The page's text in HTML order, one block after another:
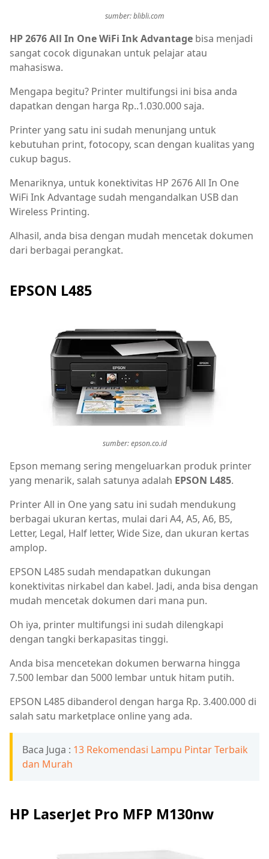
sumber: blibli.com
HP 2676 All In One WiFi Ink Advantage bisa menjadi
sangat cocok digunakan untuk pelajar atau
mahasiswa.
Mengapa begitu? Printer multifungsi ini bisa anda
dapatkan dengan harga Rp..1.030.000 saja.
Printer yang satu ini sudah menunjang untuk
kebutuhan print, fotocopy, scan dengan kualitas yang
cukup bagus.
Menariknya, untuk konektivitas HP 2676 All In One
WiFi Ink Advantage sudah mengandalkan USB dan
Wireless Printing.
Alhasil, anda bisa dengan mudah mencetak dokumen
dari berbagai perangkat.
EPSON L485
sumber: epson.co.id
Epson memang sering mengeluarkan produk printer
yang menarik, salah satunya adalah EPSON L485.
Printer All in One yang satu ini sudah mendukung
berbagai ukuran kertas, mulai dari A4, A5, A6, B5,
Letter, Legal, Half letter, Wide Size, dan ukuran kertas
amplop.
EPSON L485 sudah mendapatkan dukungan
konektivitas nirkabel dan kabel. Jadi, anda bisa dengan
mudah mencetak dokumen dari mana pun.
Oh iya, printer multifungsi ini sudah dilengkapi
dengan tangki berkapasitas tinggi.
Anda bisa mencetekan dokumen berwarna hingga
7.500 lembar dan 5000 lembar untuk hitam putih.
EPSON L485 dibanderol dengan harga Rp. 3.400.000 di
salah satu marketplace online yang ada.
Baca Juga : 13 Rekomendasi Lampu Pintar Terbaik
dan Murah
HP LaserJet Pro MFP M130nw